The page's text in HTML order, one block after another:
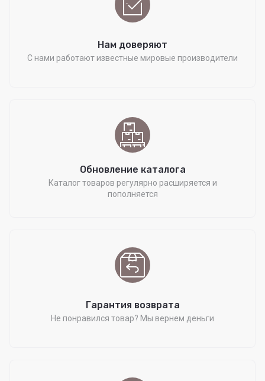
Нам доверяют
С нами работают известные мировые производители
Обновление каталога
Каталог товаров регулярно расширяется и
пополняется
Гарантия возврата
Не понравился товар? Мы вернем деньги